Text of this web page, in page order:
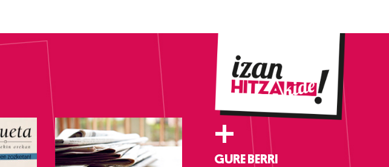
+
GURE BERRI